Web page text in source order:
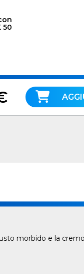
50
morbido e la